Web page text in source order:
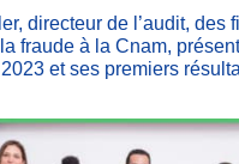
directeur de l’audit, des
la fraude à la Cnam,
et ses premiers